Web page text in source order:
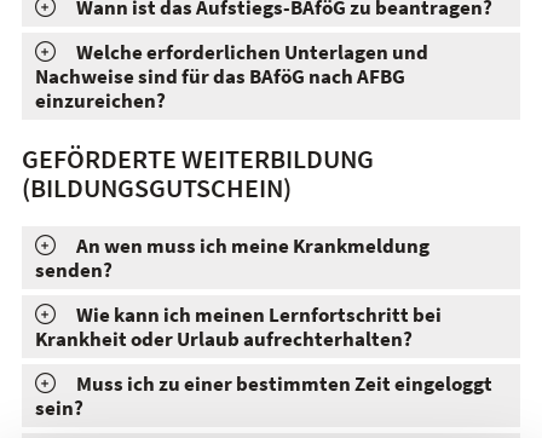
Wann ist das Aufstiegs-BAföG zu beantragen?
Welche erforderlichen Unterlagen und
Nachweise sind für das BAföG nach AFBG
einzureichen?
GEFÖRDERTE WEITERBILDUNG
(BILDUNGSGUTSCHEIN)
An wen muss ich meine Krankmeldung
senden?
Wie kann ich meinen Lernfortschritt bei
Krankheit oder Urlaub aufrechterhalten?
Muss ich zu einer bestimmten Zeit eingeloggt
sein?